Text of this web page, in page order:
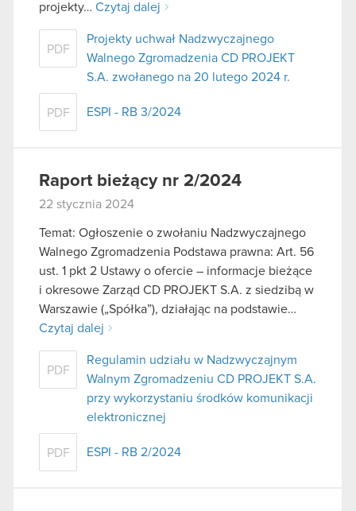
projekty… Czytaj dalej
PDF
Projekty uchwał Nadzwyczajnego
Walnego Zgromadzenia CD PROJEKT
S.A. zwołanego na 20 lutego 2024 r.
PDF ESPI - RB 3/2024
Raport bieżący nr 2/2024
22 stycznia 2024
Temat: Ogłoszenie o zwołaniu Nadzwyczajnego
Walnego Zgromadzenia Podstawa prawna: Art. 56
ust. 1 pkt 2 Ustawy o ofercie – informacje bieżące
i okresowe Zarząd CD PROJEKT S.A. z siedzibą w
Warszawie („Spółka”), działając na podstawie…
Czytaj dalej
PDF
Regulamin udziału w Nadzwyczajnym
Walnym Zgromadzeniu CD PROJEKT S.A.
przy wykorzystaniu środków komunikacji
elektronicznej
PDF ESPI - RB 2/2024